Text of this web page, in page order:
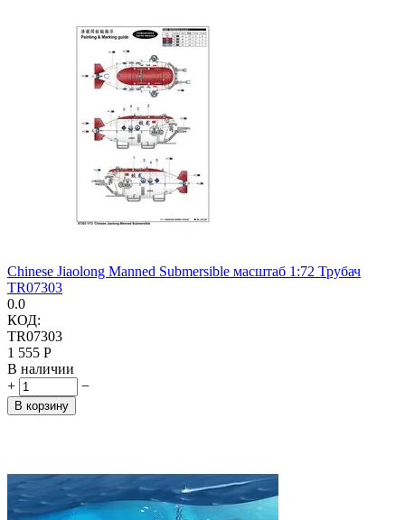
Chinese Jiaolong Manned Submersible масштаб 1:72 Трубач
TR07303
0.0
КОД:
TR07303
1 555 Р
В наличии
+
−
В корзину